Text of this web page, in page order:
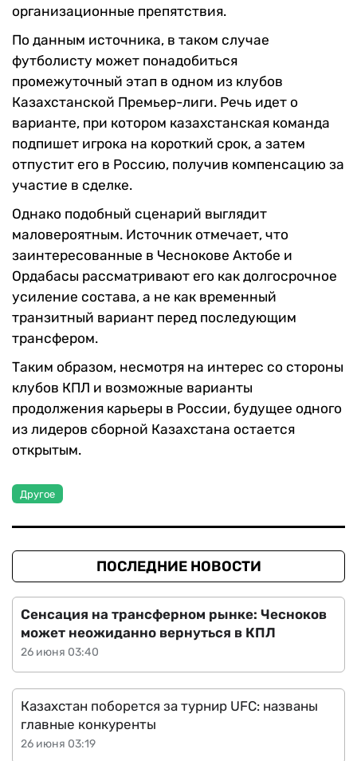
организационные препятствия.
По данным источника, в таком случае
футболисту может понадобиться
промежуточный этап в одном из клубов
Казахстанской Премьер-лиги. Речь идет о
варианте, при котором казахстанская команда
подпишет игрока на короткий срок, а затем
отпустит его в Россию, получив компенсацию за
участие в сделке.
Однако подобный сценарий выглядит
маловероятным. Источник отмечает, что
заинтересованные в Чеснокове Актобе и
Ордабасы рассматривают его как долгосрочное
усиление состава, а не как временный
транзитный вариант перед последующим
трансфером.
Таким образом, несмотря на интерес со стороны
клубов КПЛ и возможные варианты
продолжения карьеры в России, будущее одного
из лидеров сборной Казахстана остается
открытым.
Другое
ПОСЛЕДНИЕ НОВОСТИ
26 июня 03:40
Сенсация на трансферном рынке: Чесноков
может неожиданно вернуться в КПЛ
26 июня 03:19
Казахстан поборется за турнир UFC: названы
главные конкуренты